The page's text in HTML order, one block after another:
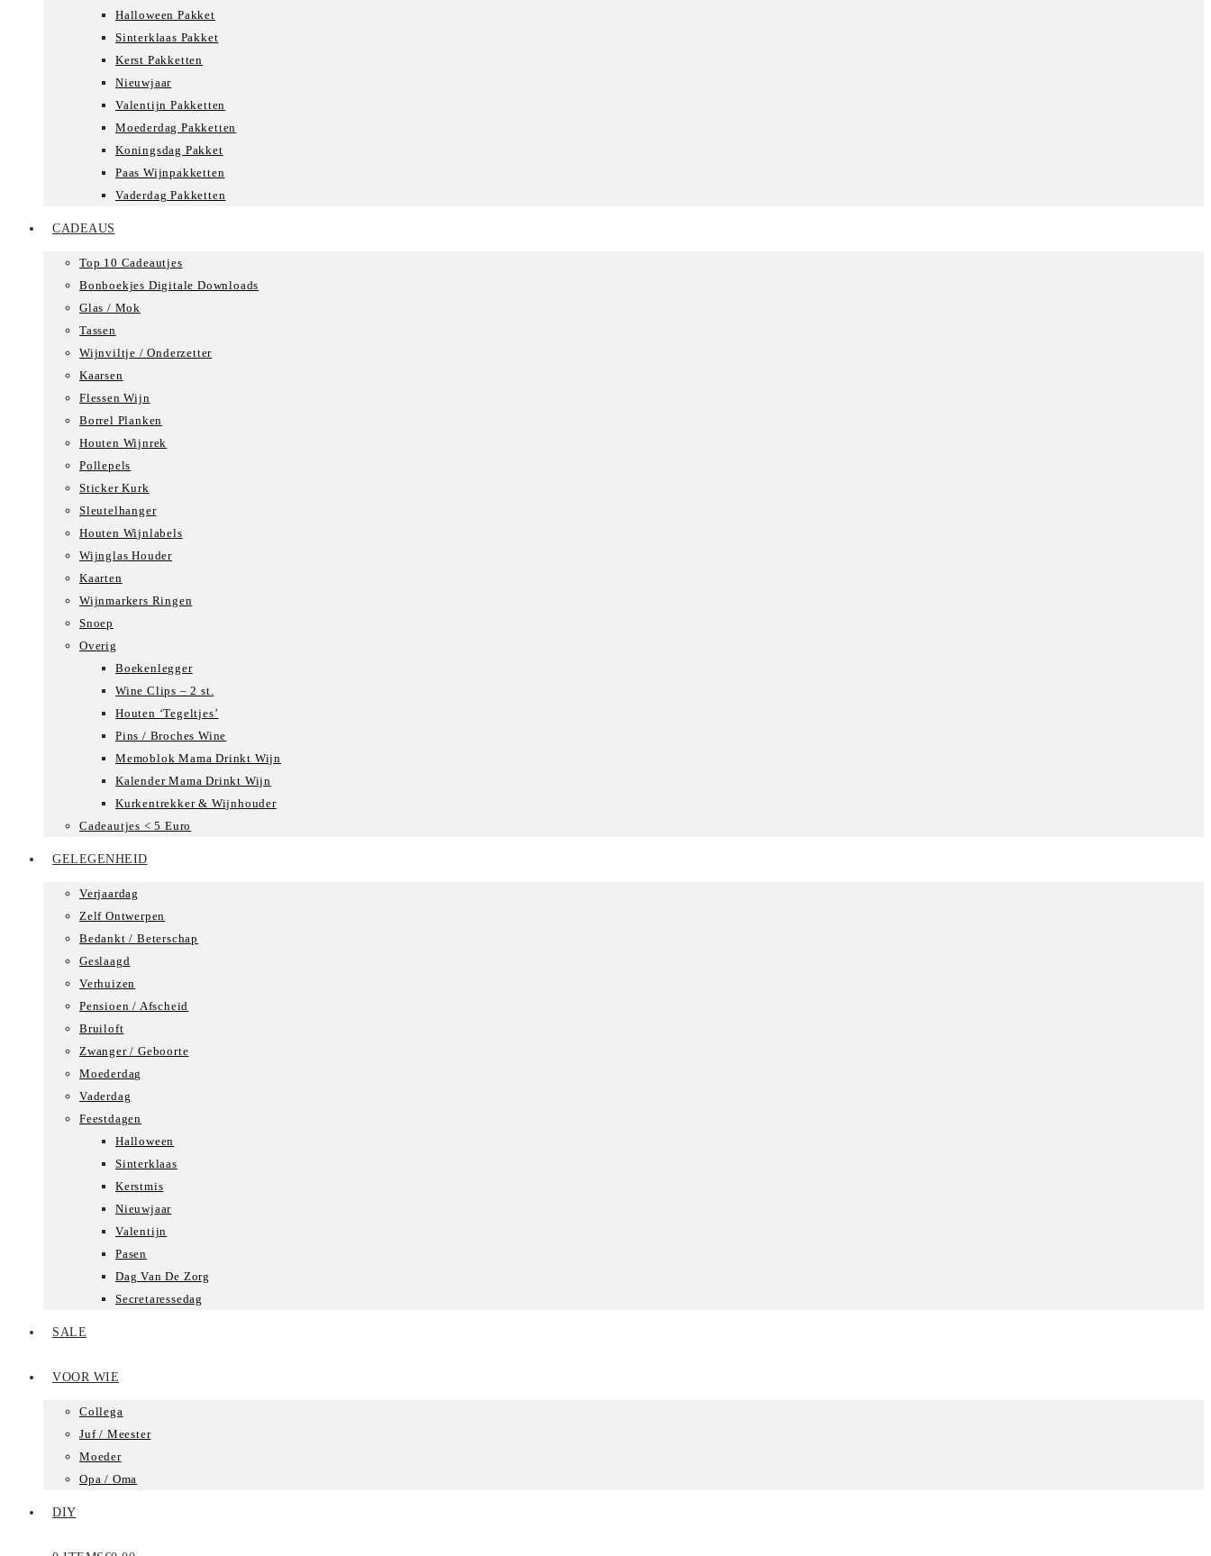
Halloween Pakket
Sinterklaas Pakket
Kerst Pakketten
Nieuwjaar
Valentijn Pakketten
Moederdag Pakketten
Koningsdag Pakket
Paas Wijnpakketten
Vaderdag Pakketten
CADEAUS
Top 10 Cadeautjes
Bonboekjes Digitale Downloads
Glas / Mok
Tassen
Wijnviltje / Onderzetter
Kaarsen
Flessen Wijn
Borrel Planken
Houten Wijnrek
Pollepels
Sticker Kurk
Sleutelhanger
Houten Wijnlabels
Wijnglas Houder
Kaarten
Wijnmarkers Ringen
Snoep
Overig
Boekenlegger
Wine Clips – 2 st.
Houten ‘Tegeltjes’
Pins / Broches Wine
Memoblok Mama Drinkt Wijn
Kalender Mama Drinkt Wijn
Kurkentrekker & Wijnhouder
Cadeautjes < 5 Euro
GELEGENHEID
Verjaardag
Zelf Ontwerpen
Bedankt / Beterschap
Geslaagd
Verhuizen
Pensioen / Afscheid
Bruiloft
Zwanger / Geboorte
Moederdag
Vaderdag
Feestdagen
Halloween
Sinterklaas
Kerstmis
Nieuwjaar
Valentijn
Pasen
Dag Van De Zorg
Secretaressedag
SALE
VOOR WIE
Collega
Juf / Meester
Moeder
Opa / Oma
DIY